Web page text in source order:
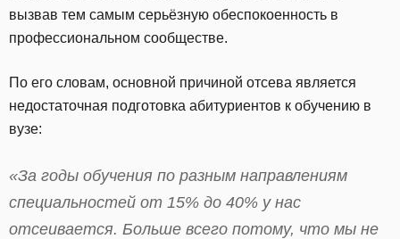
вызвав тем самым серьёзную обеспокоенность в
профессиональном сообществе.
По его словам, основной причиной отсева является
недостаточная подготовка абитуриентов к обучению в
вузе:
«За годы обучения по разным направлениям
специальностей от 15% до 40% у нас
отсеивается. Больше всего потому, что мы не